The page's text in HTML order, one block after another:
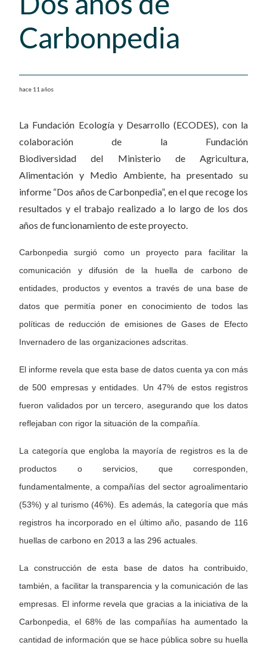
Carbonpedia
hace 11 años
La Fundación Ecología y Desarrollo (ECODES), con la
colaboración de la Fundación
Biodiversidad del Ministerio de Agricultura,
Alimentación y Medio Ambiente, ha presentado su
informe “Dos años de Carbonpedia”, en el que recoge los
resultados y el trabajo realizado a lo largo de los dos
años de funcionamiento de este proyecto.
Carbonpedia surgió como un proyecto para facilitar la
comunicación y difusión de la huella de carbono de
entidades, productos y eventos a través de una base de
datos que permitía poner en conocimiento de todos las
políticas de reducción de emisiones de Gases de Efecto
Invernadero de las organizaciones adscritas.
El informe revela que esta base de datos cuenta ya con más
de 500 empresas y entidades. Un 47% de estos registros
fueron validados por un tercero, asegurando que los datos
reflejaban con rigor la situación de la compañía.
La categoría que engloba la mayoría de registros es la de
productos o servicios, que corresponden,
fundamentalmente, a compañías del sector agroalimentario
(53%) y al turismo (46%). Es además, la categoría que más
registros ha incorporado en el último año, pasando de 116
huellas de carbono en 2013 a las 296 actuales.
La construcción de esta base de datos ha contribuido,
también, a facilitar la transparencia y la comunicación de las
empresas. El informe revela que gracias a la iniciativa de la
Carbonpedia, el 68% de las compañías ha aumentado la
cantidad de información que se hace pública sobre su huella